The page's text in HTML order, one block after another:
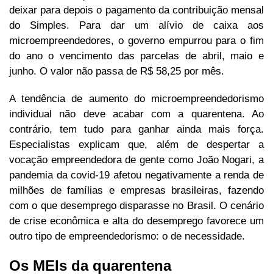
deixar para depois o pagamento da contribuição mensal
do Simples. Para dar um alívio de caixa aos
microempreendedores, o governo empurrou para o fim
do ano o vencimento das parcelas de abril, maio e
junho. O valor não passa de R$ 58,25 por mês.
A tendência de aumento do microempreendedorismo
individual não deve acabar com a quarentena. Ao
contrário, tem tudo para ganhar ainda mais força.
Especialistas explicam que, além de despertar a
vocação empreendedora de gente como João Nogari, a
pandemia da covid-19 afetou negativamente a renda de
milhões de famílias e empresas brasileiras, fazendo
com o que desemprego disparasse no Brasil. O cenário
de crise econômica e alta do desemprego favorece um
outro tipo de empreendedorismo: o de necessidade.
Os MEIs da quarentena